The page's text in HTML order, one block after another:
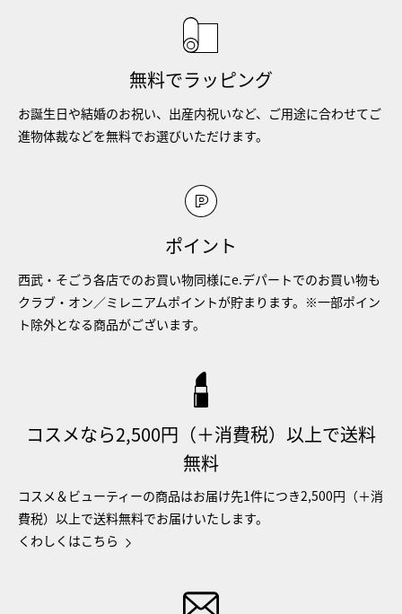
無料でラッピング
お誕生日や結婚のお祝い、出産内祝いなど、ご用途に合わせてご
進物体裁などを無料でお選びいただけます。
ポイント
西武・そごう各店でのお買い物同様にe.デパートでのお買い物も
クラブ・オン／ミレニアムポイントが貯まります。※一部ポイン
ト除外となる商品がございます。
コスメなら2,500円（＋消費税）以上で送料
無料
コスメ＆ビューティーの商品はお届け先1件につき2,500円（＋消
費税）以上で送料無料でお届けいたします。
くわしくはこちら